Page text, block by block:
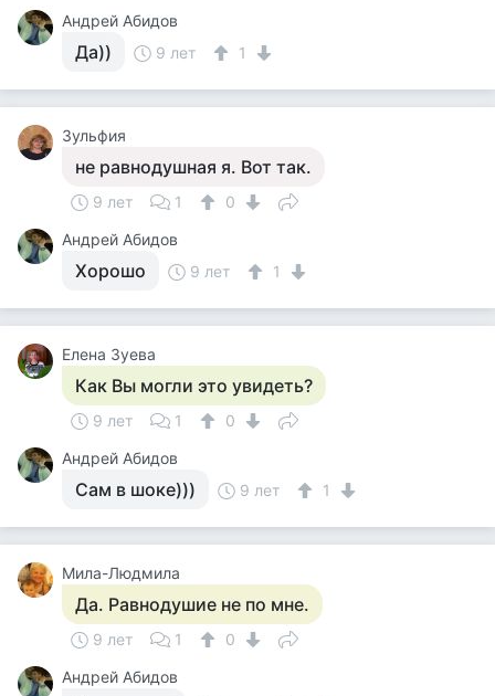
Андрей Абидов
Да)) 9 лет 1
Зульфия
не равнодушная я. Вот так.
9 лет 1
0
Андрей Абидов
Хорошо 9 лет 1
Елена Зуева
Как Вы могли это увидеть?
9 лет 1
0
Андрей Абидов
Сам в шоке))) 9 лет 1
Мила-Людмила
Да. Равнодушие не по мне.
9 лет 1
0
Андрей Абидов